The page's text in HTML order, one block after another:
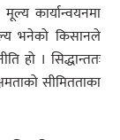
कार्यान्वयनमा
भनेको किसानले
हो । सिद्धान्ततः
सीमितताका